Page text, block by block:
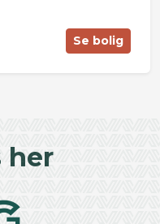
Se bolig
her